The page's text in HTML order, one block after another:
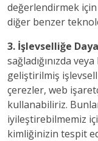
değerlendirmek
diğer benzer
3. İşlevselliğe
sağladığınızda
geliştirilmiş
çerezler, web
kullanabiliriz.
iyileştirebilmemiz
kimliğinizin tespit